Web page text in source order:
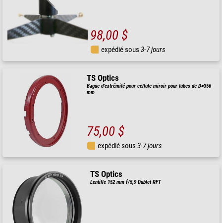
98,00 $
expédié sous3-7 jours
TS Optics
Bague d'extrémité pour cellule miroir pour tubes de D=356
mm
75,00 $
expédié sous 3-7 jours
TS Optics
Lentille 152 mm f/5,9 Dublet RFT